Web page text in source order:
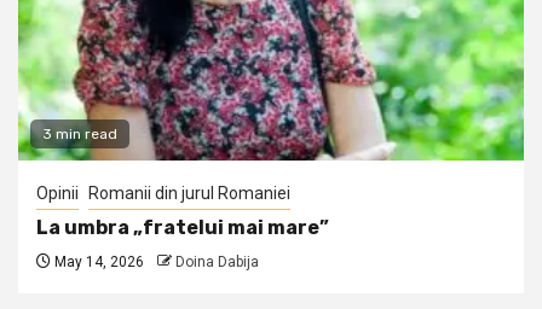
3 min read
Opinii Romanii din jurul Romaniei
La umbra „fratelui mai mare”
May 14, 2026 Doina Dabija